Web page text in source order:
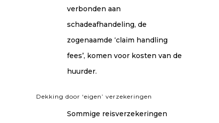
verbonden aan
schadeafhandeling, de
zogenaamde ‘claim handling
fees’, komen voor kosten van de
huurder.
Dekking door ‘eigen’ verzekeringen
Sommige reisverzekeringen